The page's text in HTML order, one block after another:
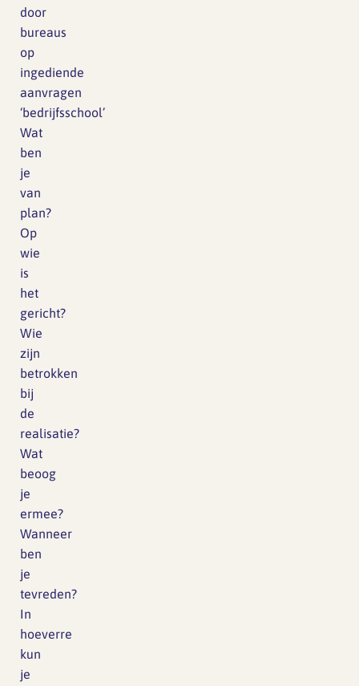
door
bureaus
op
ingediende
aanvragen
‘bedrijfsschool’
Wat
ben
je
van
plan?
Op
wie
is
het
gericht?
Wie
zijn
betrokken
bij
de
realisatie?
Wat
beoog
je
ermee?
Wanneer
ben
je
tevreden?
In
hoeverre
kun
je